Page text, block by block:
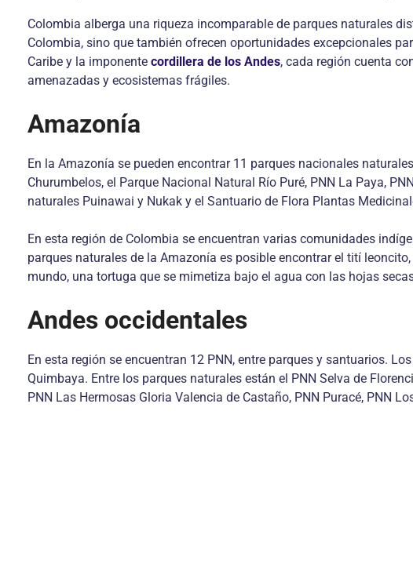
Colombia alberga una riqueza incomparable de parques naturales
Colombia, sino que también ofrecen oportunidades excepcionales
Caribe y la imponente cordillera de los Andes, cada región cuenta
amenazadas y ecosistemas frágiles.
Amazonía
En la Amazonía se pueden encontrar 11 parques nacionales
Churumbelos, el Parque Nacional Natural Río Puré, PNN La Paya,
naturales Puinawai y Nukak y el Santuario de Flora Plantas
En esta región de Colombia se encuentran varias comunidades
parques naturales de la Amazonía es posible encontrar el tití
mundo, una tortuga que se mimetiza bajo el agua con las hojas
Andes occidentales
En esta región se encuentran 12 PNN, entre parques y santuarios.
Quimbaya. Entre los parques naturales están el PNN Selva de
PNN Las Hermosas Gloria Valencia de Castaño, PNN Puracé, PNN